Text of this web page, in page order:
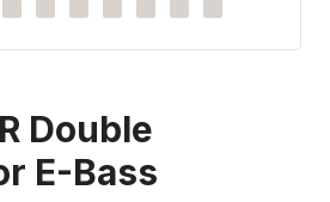
Double
E-Bass